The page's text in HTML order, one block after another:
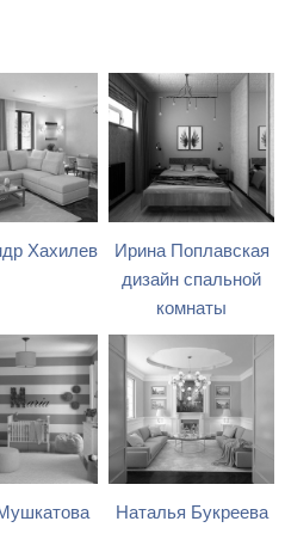
Хахилев
Ирина Поплавская
дизайн спальной
комнаты
Наталья Букреева